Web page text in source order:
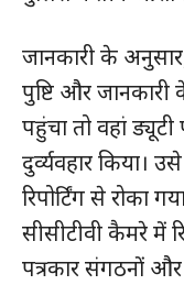
जानकारी के
पुष्टि और
पहुंचा तो वहां
दुर्व्यवहार किया।
रिपोर्टिंग से रोका
सीसीटीवी कैमरे में
पत्रकार संगठनों और